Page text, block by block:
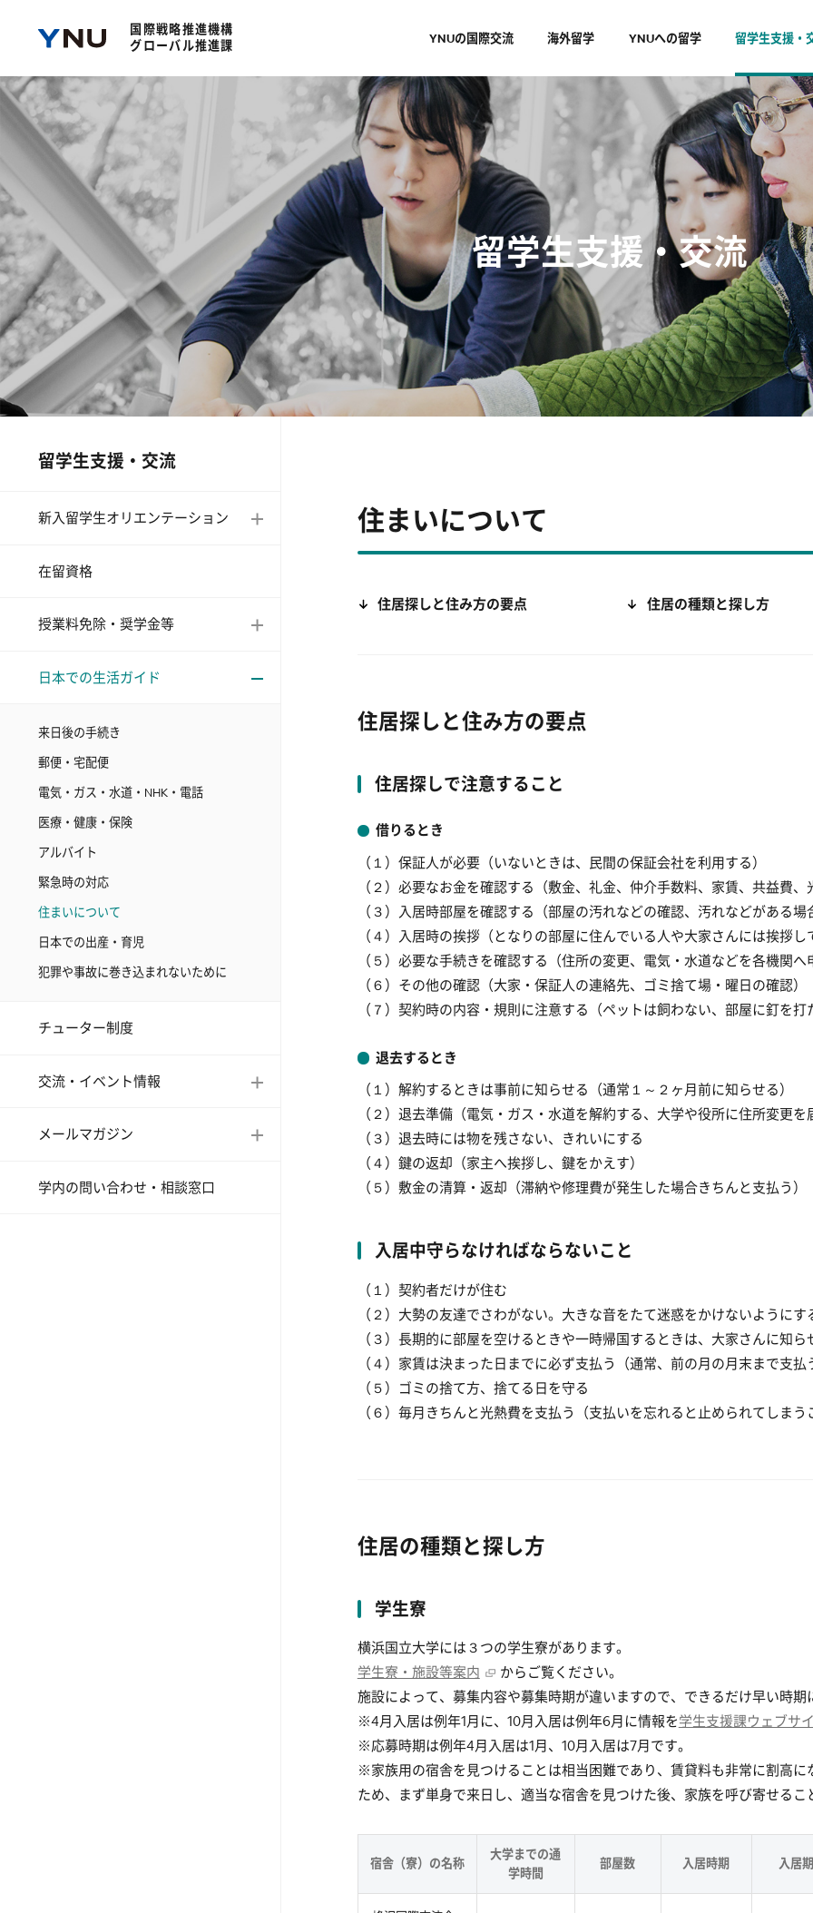
国際戦略推進機構
グローバル推進課
YNUの国際交流 海外留学 YNUへの留学 留学生支援・
留学生支援・交流
住まいについて
住居探しと住み方の要点 住居の種類と探し方
住居探しと住み方の要点
住居探しで注意すること
借りるとき
（１）保証人が必要（いないときは、民間の保証会社を利用する）
（２）必要なお金を確認する（敷金、礼金、仲介手数料、家賃、共益費、
（３）入居時部屋を確認する（部屋の汚れなどの確認、汚れなどがある場
（４）入居時の挨拶（となりの部屋に住んでいる人や大家さんには挨拶し
（５）必要な手続きを確認する（住所の変更、電気・水道などを各機関へ
（６）その他の確認（大家・保証人の連絡先、ゴミ捨て場・曜日の確認）
（７）契約時の内容・規則に注意する（ペットは飼わない、部屋に釘を打
退去するとき
（１）解約するときは事前に知らせる（通常１～２ヶ月前に知らせる）
（２）退去準備（電気・ガス・水道を解約する、大学や役所に住所変更を
（３）退去時には物を残さない、きれいにする
（４）鍵の返却（家主へ挨拶し、鍵をかえす）
（５）敷金の清算・返却（滞納や修理費が発生した場合きちんと支払う）
入居中守らなければならないこと
（１）契約者だけが住む
（２）大勢の友達でさわがない。大きな音をたて迷惑をかけないようにす
（３）長期的に部屋を空けるときや一時帰国するときは、大家さんに知ら
（４）家賃は決まった日までに必ず支払う（通常、前の月の月末まで支払
（５）ゴミの捨て方、捨てる日を守る
（６）毎月きちんと光熱費を支払う（支払いを忘れると止められてしまう
住居の種類と探し方
学生寮
横浜国立大学には３つの学生寮があります。
学生寮・施設等案内
からご覧ください。
施設によって、募集内容や募集時期が違いますので、できるだけ早い時期
※4月入居は例年1月に、10月入居は例年6月に情報を学生支援課ウェブサ
※応募時期は例年4月入居は1月、10月入居は7月です。
※家族用の宿舎を見つけることは相当困難であり、賃貸料も非常に割高
ため、まず単身で来日し、適当な宿舎を見つけた後、家族を呼び寄せるこ
宿舎（寮）の名称
大学までの通
学時間
部屋数 入居時期 入居
留学生支援・交流
新入留学生オリエンテーション
在留資格
授業料免除・奨学金等
日本での生活ガイド
来日後の手続き
郵便・宅配便
電気・ガス・水道・NHK・電話
医療・健康・保険
アルバイト
緊急時の対応
住まいについて
日本での出産・育児
犯罪や事故に巻き込まれないために
チューター制度
交流・イベント情報
メールマガジン
学内の問い合わせ・相談窓口